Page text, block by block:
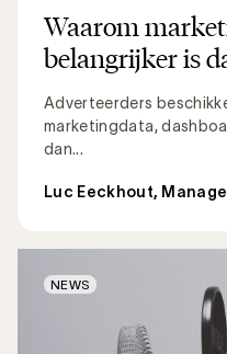
Waarom
belangrijker is
Adverteerders
marketingdata,
dan...
Luc Eeckhout,
NEWS